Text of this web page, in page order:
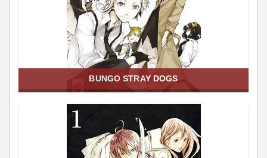
BUNGO STRAY DOGS